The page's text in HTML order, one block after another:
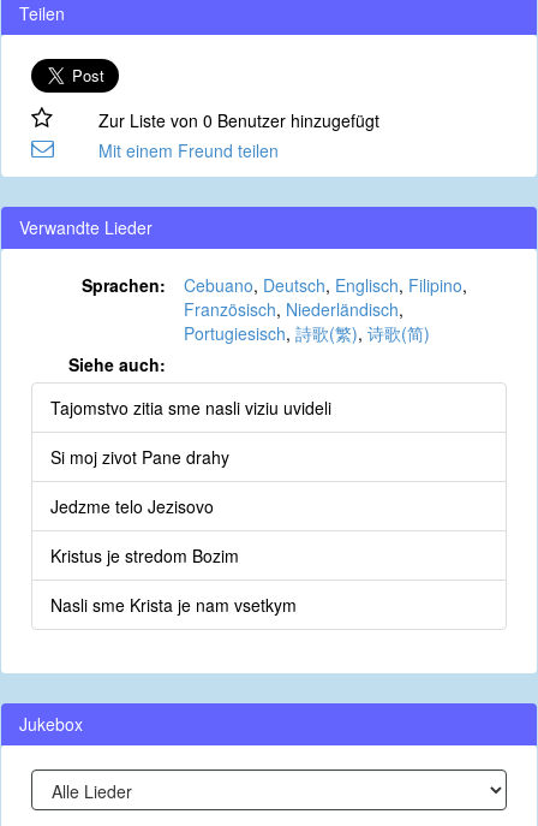
Teilen
Zur Liste von 0 Benutzer hinzugefügt
Mit einem Freund teilen
Verwandte Lieder
Sprachen: Cebuano, Deutsch, Englisch, Filipino,
Französisch, Niederländisch,
Portugiesisch, 詩歌(繁), 诗歌(简)
Siehe auch:
Tajomstvo zitia sme nasli viziu uvideli
Si moj zivot Pane drahy
Jedzme telo Jezisovo
Kristus je stredom Bozim
Nasli sme Krista je nam vsetkym
Jukebox